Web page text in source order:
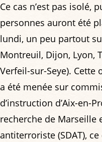
Ce cas n’est pas isolé,
personnes auront été
lundi, un peu partout
Montreuil, Dijon, Lyon,
Verfeil-sur-Seye).
a été menée sur
d’instruction d’Aix-en-
recherche de Marseille
antiterroriste (SDAT),